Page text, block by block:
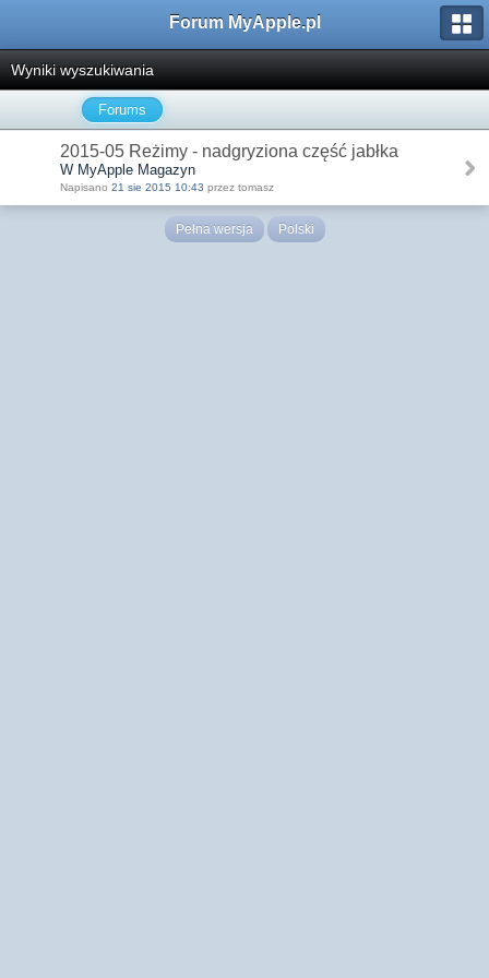
Forum MyApple.pl
Wyniki wyszukiwania
Forums
2015-05 Reżimy - nadgryziona część jabłka
W MyApple Magazyn
Napisano 21 sie 2015 10:43 przez tomasz
Pełna wersja Polski